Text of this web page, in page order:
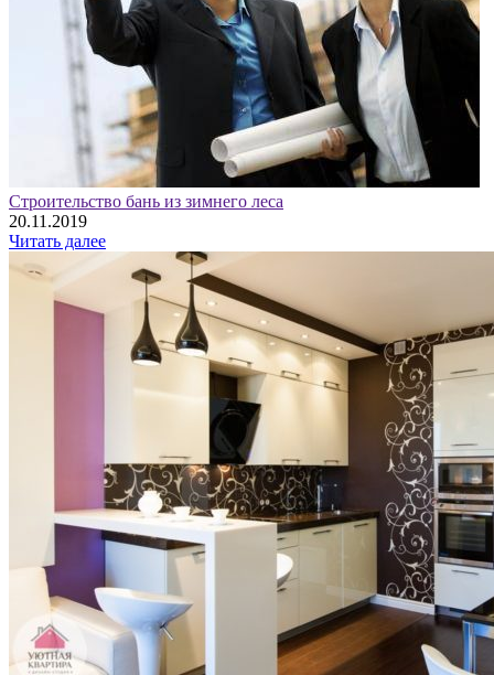
Строительство бань из зимнего леса
20.11.2019
Читать далее